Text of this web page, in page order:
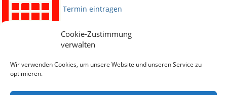
Cookie-Zustimmung
verwalten
Wir verwenden Cookies, um unsere Website und unseren Service zu
optimieren.
Termin eintragen